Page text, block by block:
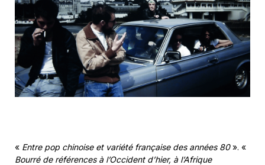
« Entre pop chinoise et variété française des années 80». «
Bourré de références à l’Occident d’hier, à l’Afrique